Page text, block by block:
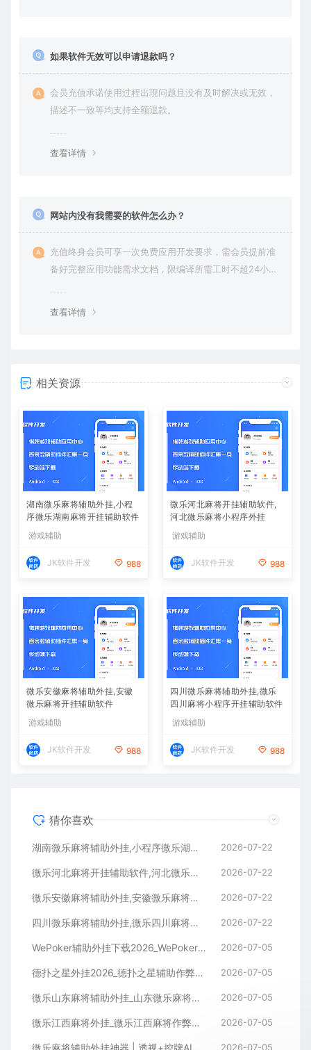
如果软件无效可以申请退款吗？
会员充值承诺使用过程出现问题且没有及时解决或无效，
描述不一致等均支持全额退款。
查看详情
网站内没有我需要的软件怎么办？
充值终身会员可享一次免费应用开发要求，需会员提前准
备好完整应用功能需求文档，限编译所需工时不超24小
查看详情
相关资源
湖南微乐麻将辅助外挂,小程
序微乐湖南麻将开挂辅助软件
游戏辅助
JK软件开发 988
微乐河北麻将开挂辅助软件,
河北微乐麻将小程序外挂
游戏辅助
JK软件开发 988
微乐安徽麻将辅助外挂,安徽
微乐麻将开挂辅助软件
游戏辅助
JK软件开发 988
四川微乐麻将辅助外挂,微乐
四川麻将小程序开挂辅助软件
游戏辅助
JK软件开发 988
猜你喜欢
湖南微乐麻将辅助外挂,小程序微乐湖南麻将开挂辅助软件 2026-07-22
微乐河北麻将开挂辅助软件,河北微乐麻将小程序外挂 2026-07-22
微乐安徽麻将辅助外挂,安徽微乐麻将开挂辅助软件 2026-07-22
四川微乐麻将辅助外挂,微乐四川麻将小程序开挂辅助软件 2026-07-22
WePoker辅助外挂下载2026_WePoker微扑克透视作弊软件 2026-07-05
德扑之星外挂2026_德扑之星辅助作弊软件_德扑之星透视器下载 2026-07-05
微乐山东麻将辅助外挂_山东微乐麻将作弊软件透视下载 2026-07-05
微乐江西麻将外挂_微乐江西麻将作弊辅助软件 2026-07-05
2026-07-05